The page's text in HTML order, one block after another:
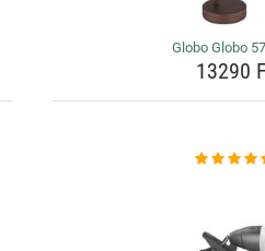
Globo Globo
13290